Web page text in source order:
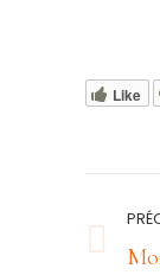
Like